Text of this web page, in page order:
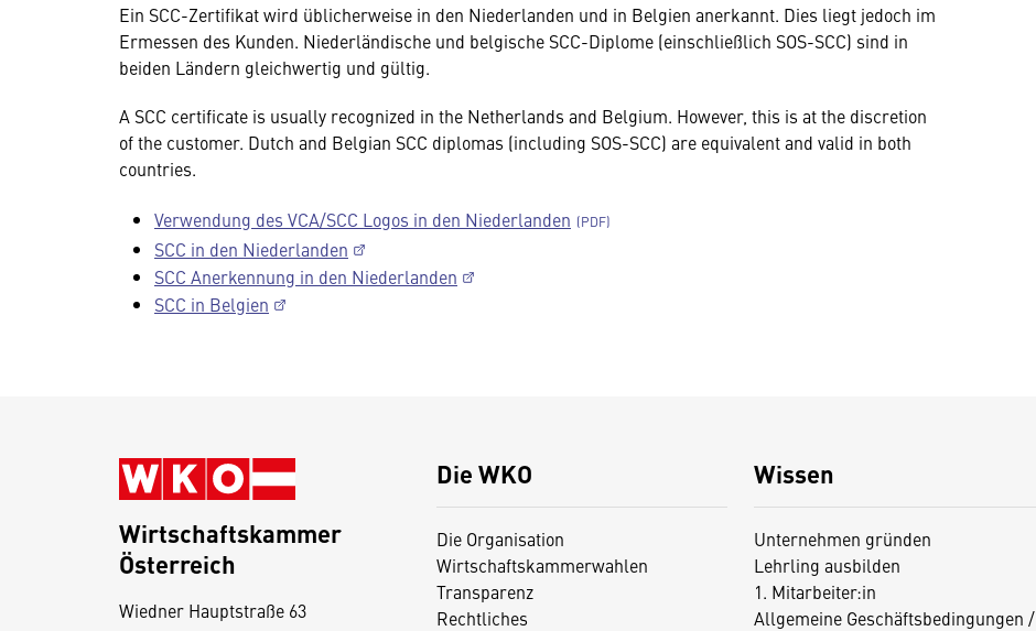
Ein SCC-Zertifikat wird üblicherweise in den Niederlanden und in Belgien anerkannt. Dies liegt jedoch im
Ermessen des Kunden. Niederländische und belgische SCC-Diplome (einschließlich SOS-SCC) sind in
beiden Ländern gleichwertig und gültig.
A SCC certificate is usually recognized in the Netherlands and Belgium. However, this is at the discretion
of the customer. Dutch and Belgian SCC diplomas (including SOS-SCC) are equivalent and valid in both
countries.
Verwendung des VCA/SCC Logos in den Niederlanden
SCC in den Niederlanden
SCC Anerkennung in den Niederlanden
SCC in Belgien
Die WKO
Die Organisation
Wirtschaftskammerwahlen
Transparenz
Rechtliches
Wissen
Unternehmen gründen
Lehrling ausbilden
1. Mitarbeiter:in
Allgemeine Geschäftsbedingungen /
Wirtschaftskammer
Österreich
Wiedner Hauptstraße 63